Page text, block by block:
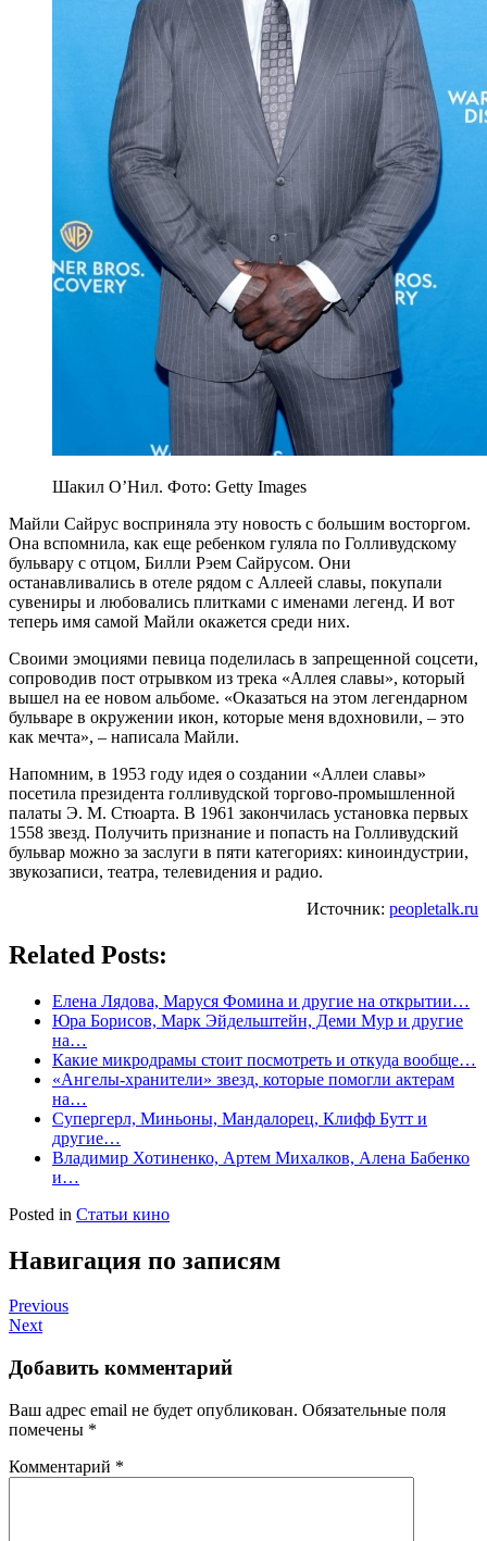
Шакил О’Нил. Фото: Getty Images
Майли Сайрус восприняла эту новость с большим восторгом.
Она вспомнила, как еще ребенком гуляла по Голливудскому
бульвару с отцом, Билли Рэем Сайрусом. Они
останавливались в отеле рядом с Аллеей славы, покупали
сувениры и любовались плитками с именами легенд. И вот
теперь имя самой Майли окажется среди них.
Своими эмоциями певица поделилась в запрещенной соцсети,
сопроводив пост отрывком из трека «Аллея славы», который
вышел на ее новом альбоме. «Оказаться на этом легендарном
бульваре в окружении икон, которые меня вдохновили, – это
как мечта», – написала Майли.
Напомним, в 1953 году идея о создании «Аллеи славы»
посетила президента голливудской торгово-промышленной
палаты Э. М. Стюарта. В 1961 закончилась установка первых
1558 звезд. Получить признание и попасть на Голливудский
бульвар можно за заслуги в пяти категориях: киноиндустрии,
звукозаписи, театра, телевидения и радио.
Источник: peopletalk.ru
Related Posts:
Елена Лядова, Маруся Фомина и другие на открытии…
Юра Борисов, Марк Эйдельштейн, Деми Мур и другие
на…
Какие микродрамы стоит посмотреть и откуда вообще…
«Ангелы-хранители» звезд, которые помогли актерам
на…
Супергерл, Миньоны, Мандалорец, Клифф Бутт и
другие…
Владимир Хотиненко, Артем Михалков, Алена Бабенко
и…
Posted in Статьи кино
Навигация по записям
Previous
Next
Добавить комментарий
Ваш адрес email не будет опубликован. Обязательные поля
помечены *
Комментарий *